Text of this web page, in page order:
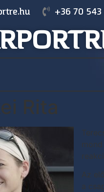
+36 70 543
Rita
Az
a